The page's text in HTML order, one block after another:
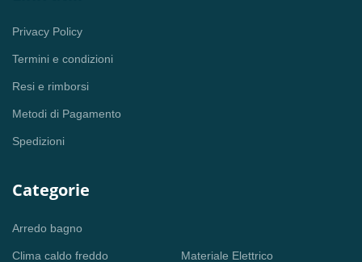
Privacy Policy
Termini e condizioni
Resi e rimborsi
Metodi di Pagamento
Spedizioni
Categorie
Arredo bagno
Clima caldo freddo Materiale Elettrico